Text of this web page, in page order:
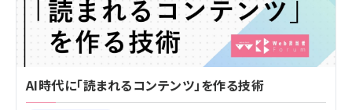
AI時代に「読まれるコンテンツ」を作る技術